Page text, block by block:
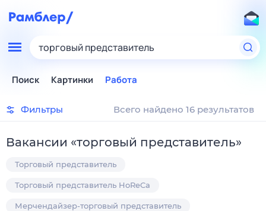
торговый представитель
Поиск Картинки Работа
Фильтры Всего найдено 16 результатов
Вакансии «торговый представитель»
Торговый представитель
Торговый представитель HoReCa
Мерчендайзер-торговый представитель